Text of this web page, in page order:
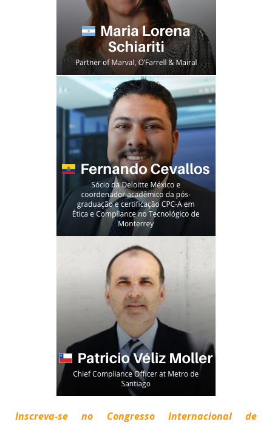
Inscreva-se no Congresso Internacional de